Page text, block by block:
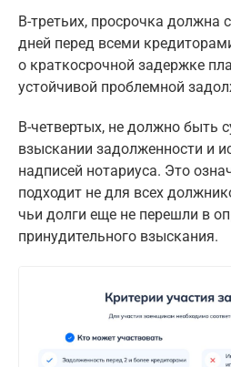
В-третьих, просрочка должна
дней перед всеми
о краткосрочной задержке
устойчивой проблемной
В-четвертых, не должно быть
взыскании задолженности и
надписей нотариуса. Это
подходит не для всех
чьи долги еще не перешли в
принудительного взыскания.